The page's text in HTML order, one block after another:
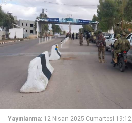
Yayınlanma: 12 Nisan 2025 Cumartesi 19:12